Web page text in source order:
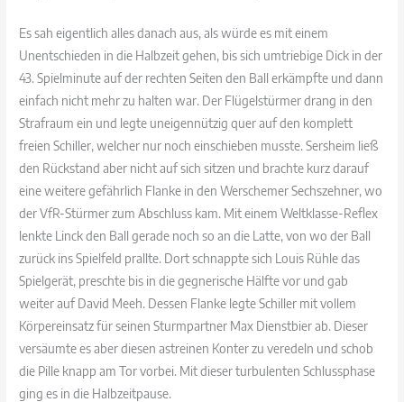
Es sah eigentlich alles danach aus, als würde es mit einem
Unentschieden in die Halbzeit gehen, bis sich umtriebige Dick in der
43. Spielminute auf der rechten Seiten den Ball erkämpfte und dann
einfach nicht mehr zu halten war. Der Flügelstürmer drang in den
Strafraum ein und legte uneigennützig quer auf den komplett
freien Schiller, welcher nur noch einschieben musste. Sersheim ließ
den Rückstand aber nicht auf sich sitzen und brachte kurz darauf
eine weitere gefährlich Flanke in den Werschemer Sechszehner, wo
der VfR-Stürmer zum Abschluss kam. Mit einem Weltklasse-Reflex
lenkte Linck den Ball gerade noch so an die Latte, von wo der Ball
zurück ins Spielfeld prallte. Dort schnappte sich Louis Rühle das
Spielgerät, preschte bis in die gegnerische Hälfte vor und gab
weiter auf David Meeh. Dessen Flanke legte Schiller mit vollem
Körpereinsatz für seinen Sturmpartner Max Dienstbier ab. Dieser
versäumte es aber diesen astreinen Konter zu veredeln und schob
die Pille knapp am Tor vorbei. Mit dieser turbulenten Schlussphase
ging es in die Halbzeitpause.